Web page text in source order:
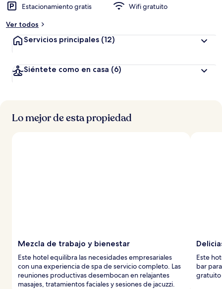
Estacionamiento gratis
Wifi gratuito
Ver todos
Servicios principales (12)
Siéntete como en casa (6)
Lo mejor de esta propiedad
Mezcla de trabajo y bienestar
Este hotel equilibra las necesidades empresariales
con una experiencia de spa de servicio completo. Las
reuniones productivas desembocan en relajantes
masajes, tratamientos faciales y sesiones de jacuzzi.
Este
bar
gratuito